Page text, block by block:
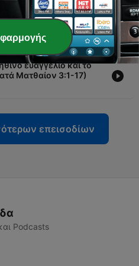
τον Κύριο
12)
ευαγγέλιο και το
Ματθαίον 3:1-17)
επεισοδίων
Podcasts